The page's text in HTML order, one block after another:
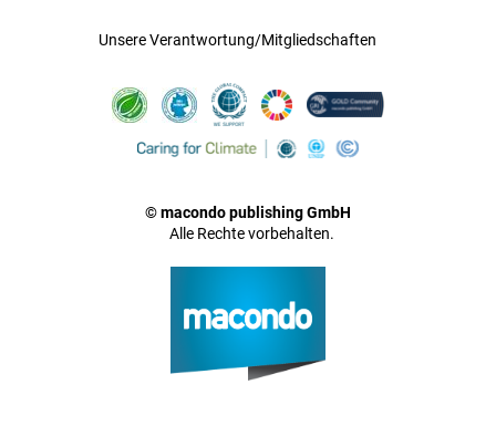
Unsere Verantwortung/Mitgliedschaften
© macondo publishing GmbH
Alle Rechte vorbehalten.